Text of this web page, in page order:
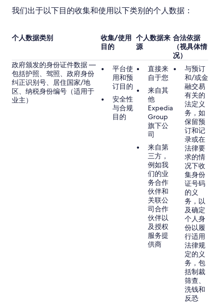
我们出于以下目的收集和使用以下类别的个人数据：
个人数据类别
收集/使用
目的
个人数据来
源
合法依据
（视具体情
况）
政府颁发的身份证件数据 —
包括护照、驾照、政府身份
纠正识别号、居住国家/地
区、纳税身份编号（适用于
业主）
平台使
用和预
订目的
安全性
与合规
目的
直接来
自于您
来自其
他
Expedia
Group
旗下公
司
来自第
三方，
例如我
们的业
务合作
伙伴和
关联公
司合作
伙伴以
及授权
服务提
供商
与预订
和/或金
融交易
有关的
法定义
务，如
保留预
订和记
录或在
法律要
求的情
况下收
集身份
证号码
的义
务，以
及确定
个人身
份以履
行适用
法律规
定的义
务，包
括制裁
筛查、
洗钱和
反恐